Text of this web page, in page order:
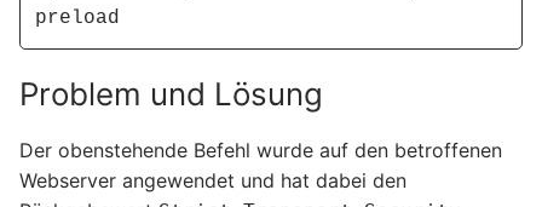
preload
Problem und Lösung
Der obenstehende Befehl wurde auf den betroffenen
Webserver angewendet und hat dabei den